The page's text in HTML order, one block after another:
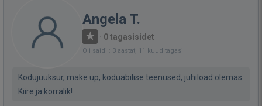
Angela T.
· 0 tagasisidet
Oli saidil: 3 aastat, 11 kuud tagasi
Kodujuuksur, make up, koduabilise teenused, juhiload olemas.
Kiire ja korralik!